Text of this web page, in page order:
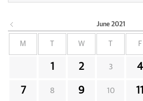
June 2021
M W F
1 2 3 4
7 8 9 10 11